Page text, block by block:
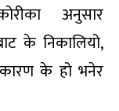
अनुसार
के निकालियो,
के हो भनेर